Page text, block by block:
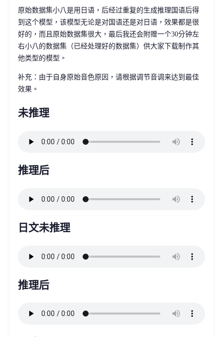
原始数据集小八是用日语，后经过重复的生成推理国语后得
到这个模型，该模型无论是对国语还是对日语，效果都是很
好的，而且原始数据集很大，最后我还会附赠一个30分钟左
右小八的数据集（已经处理好的数据集）供大家下载制作其
他类型的模型。
补充：由于自身原始音色原因，请根据调节音调来达到最佳
效果。
未推理
推理后
日文未推理
推理后